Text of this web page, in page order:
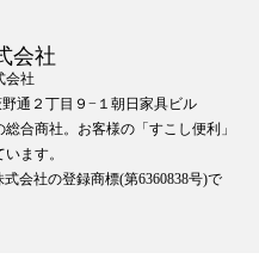
会社
会社
通２丁目９−１朝日家具ビル
合商社。お客様の「すこし便利」
ます。
会社の登録商標(第6360838号)で